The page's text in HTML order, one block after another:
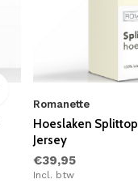
Romanette
Hoeslaken
Jersey
€39,95
Incl. btw